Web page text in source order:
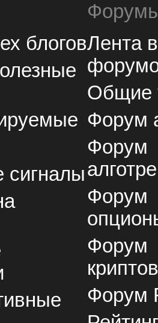
блогов
сигналы
Лента
Общие
Форум
Форум
Форум
Форум
Форум